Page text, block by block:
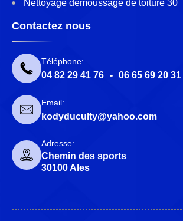
Nettoyage démoussage de toiture 30
Contactez nous
Téléphone:
04 82 29 41 76 - 06 65 69 20 31
Email:
kodyduculty@yahoo.com
Adresse:
Chemin des sports
30100 Ales